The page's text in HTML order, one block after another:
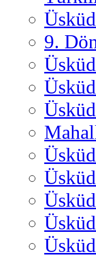
9.